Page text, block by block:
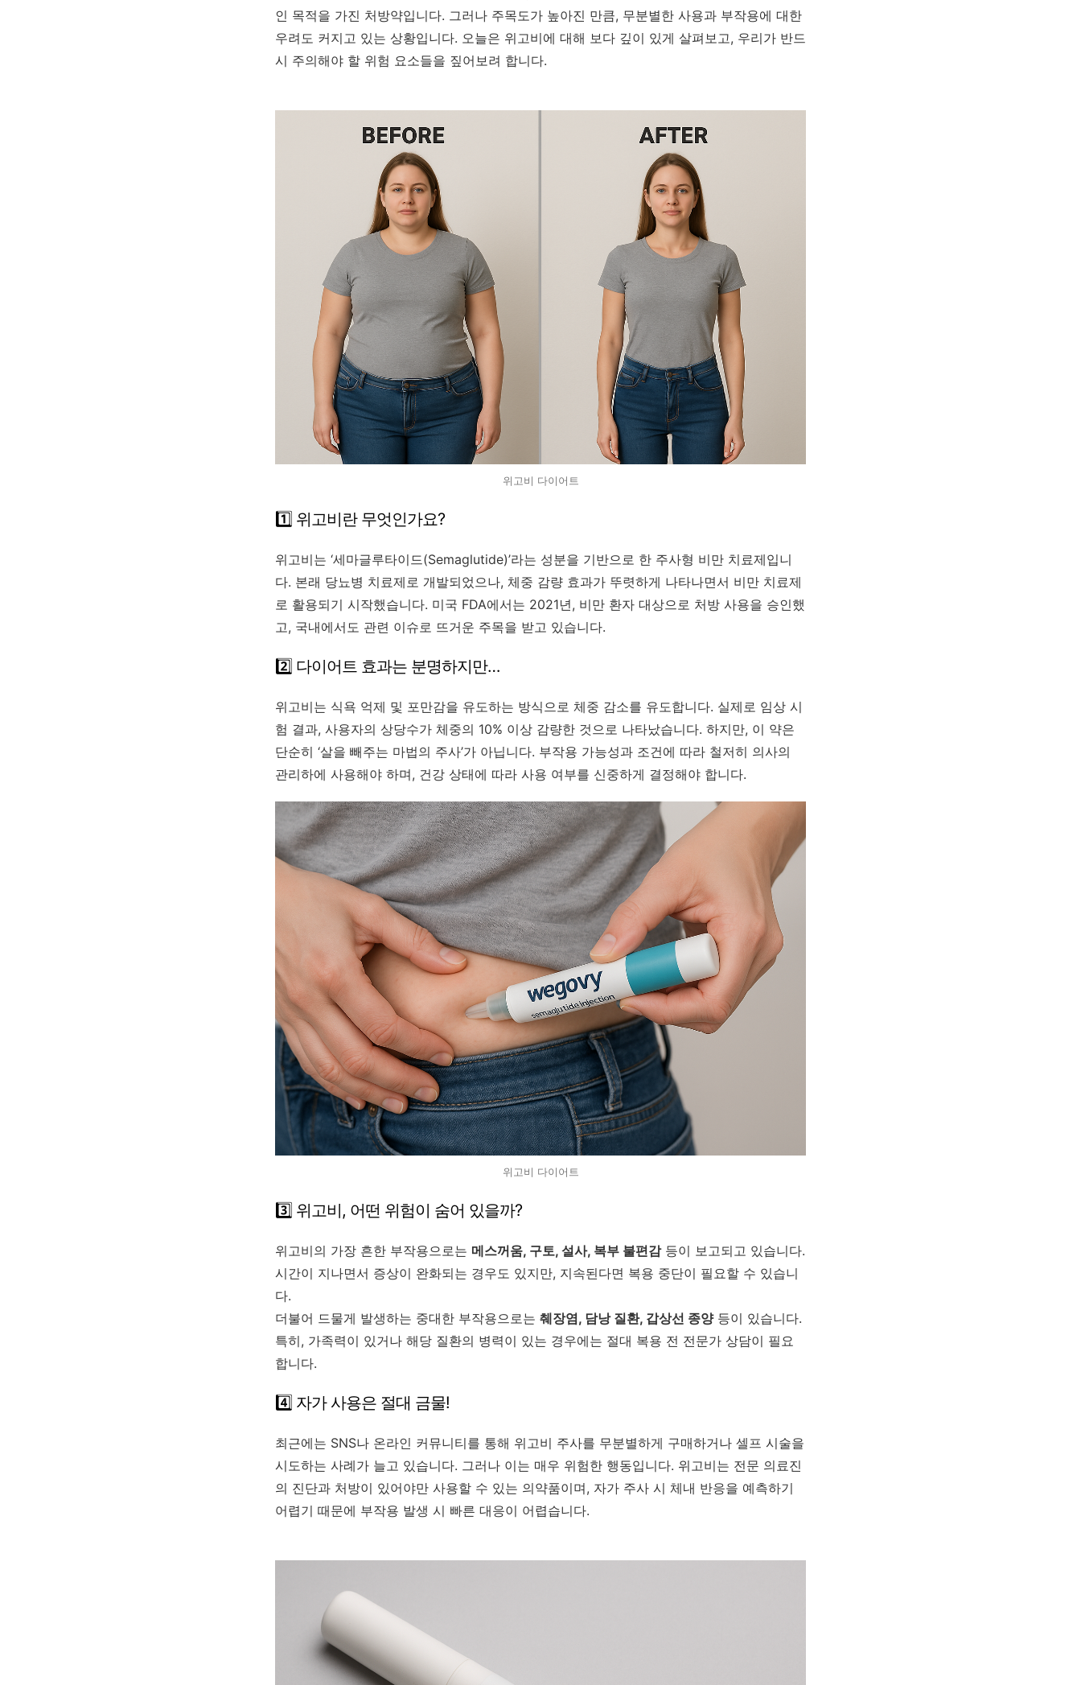
인 목적을 가진 처방약입니다. 그러나 주목도가 높아진 만큼, 무분별한 사용과 부작용에 대한
우려도 커지고 있는 상황입니다. 오늘은 위고비에 대해 보다 깊이 있게 살펴보고, 우리가 반드
시 주의해야 할 위험 요소들을 짚어보려 합니다.
위고비 다이어트
1️⃣ 위고비란 무엇인가요?
위고비는 ‘세마글루타이드(Semaglutide)’라는 성분을 기반으로 한 주사형 비만 치료제입니
다. 본래 당뇨병 치료제로 개발되었으나, 체중 감량 효과가 뚜렷하게 나타나면서 비만 치료제
로 활용되기 시작했습니다. 미국 FDA에서는 2021년, 비만 환자 대상으로 처방 사용을 승인했
고, 국내에서도 관련 이슈로 뜨거운 주목을 받고 있습니다.
2️⃣ 다이어트 효과는 분명하지만…
위고비는 식욕 억제 및 포만감을 유도하는 방식으로 체중 감소를 유도합니다. 실제로 임상 시
험 결과, 사용자의 상당수가 체중의 10% 이상 감량한 것으로 나타났습니다. 하지만, 이 약은
단순히 ‘살을 빼주는 마법의 주사’가 아닙니다. 부작용 가능성과 조건에 따라 철저히 의사의
관리하에 사용해야 하며, 건강 상태에 따라 사용 여부를 신중하게 결정해야 합니다.
위고비 다이어트
3️⃣ 위고비, 어떤 위험이 숨어 있을까?
위고비의 가장 흔한 부작용으로는 메스꺼움, 구토, 설사, 복부 불편감등이 보고되고 있습니다.
시간이 지나면서 증상이 완화되는 경우도 있지만, 지속된다면 복용 중단이 필요할 수 있습니
다.
더불어 드물게 발생하는 중대한 부작용으로는 췌장염, 담낭 질환, 갑상선 종양등이 있습니다.
특히, 가족력이 있거나 해당 질환의 병력이 있는 경우에는 절대 복용 전 전문가 상담이 필요
합니다.
4️⃣ 자가 사용은 절대 금물!
최근에는 SNS나 온라인 커뮤니티를 통해 위고비 주사를 무분별하게 구매하거나 셀프 시술을
시도하는 사례가 늘고 있습니다. 그러나 이는 매우 위험한 행동입니다. 위고비는 전문 의료진
의 진단과 처방이 있어야만 사용할 수 있는 의약품이며, 자가 주사 시 체내 반응을 예측하기
어렵기 때문에 부작용 발생 시 빠른 대응이 어렵습니다.